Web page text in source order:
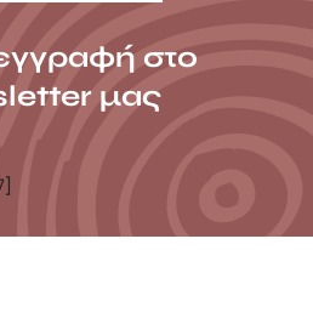
στο
μας